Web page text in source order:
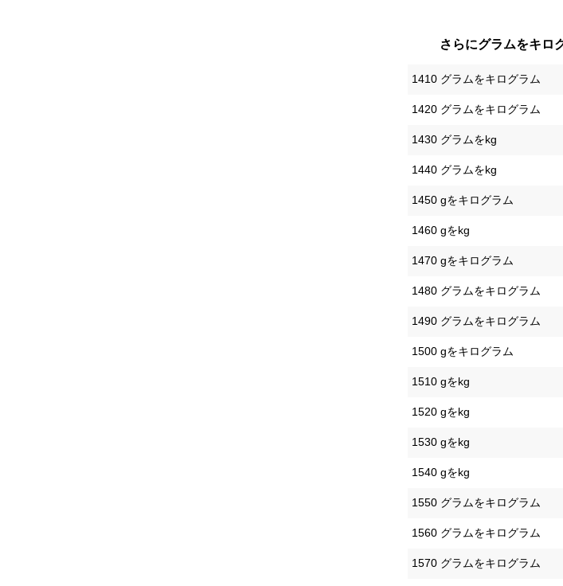
さらにグラムをキロ
1410 グラムをキログラム
1420 グラムをキログラム
1430 グラムをkg
1440 グラムをkg
1450 gをキログラム
1460 gをkg
1470 gをキログラム
1480 グラムをキログラム
1490 グラムをキログラム
1500 gをキログラム
1510 gをkg
1520 gをkg
1530 gをkg
1540 gをkg
1550 グラムをキログラム
1560 グラムをキログラム
1570 グラムをキログラム